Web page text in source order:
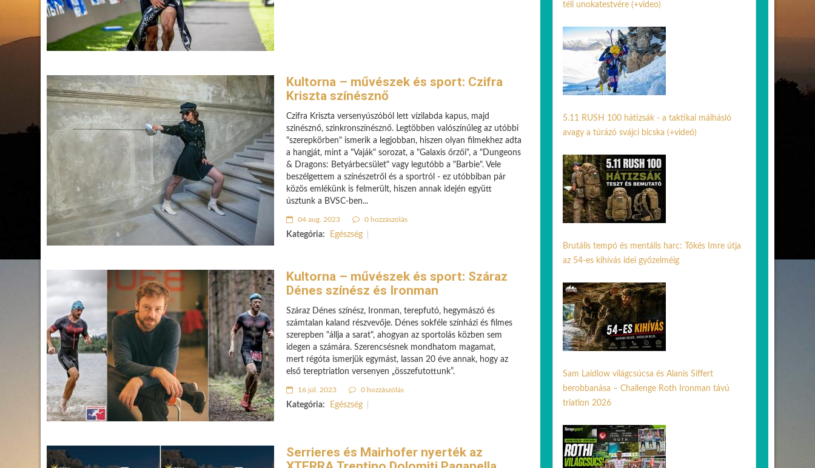
Kultorna – művészek és sport: Czifra
Kriszta színésznő
Czifra Kriszta versenyúszóból lett vízilabda kapus, majd
szinésznő, szinkronszínésznő. Legtöbben valószínűleg az utóbbi
"szerepkörben" ismerik a legjobban, hiszen olyan filmekhez adta
a hangját, mint a "Vaják" sorozat, a "Galaxis őrzői", a "Dungeons
& Dragons: Betyárbecsület" vagy legutóbb a "Barbie". Vele
beszélgettem a színészetről és a sportról - ez utóbbiban pár
közös emlékünk is felmerült, hiszen annak idején együtt
úsztunk a BVSC-ben...
04 aug. 2023 0 hozzászólás
Kategória: Egészség
Kultorna – művészek és sport: Száraz
Dénes színész és Ironman
Száraz Dénes színész, Ironman, terepfutó, hegymászó és
számtalan kaland részvevője. Dénes sokféle színházi és filmes
szerepben "állja a sarat", ahogyan az sportolás közben sem
idegen a számára. Szerencsésnek mondhatom magamat,
mert régóta ismerjük egymást, lassan 20 éve annak, hogy az
első tereptriatlon versenyen „összefutottunk”.
16 júl. 2023 0 hozzászólás
Kategória: Egészség
Serrieres és Mairhofer nyerték az
téli unokatestvére (+video)
5.11 RUSH 100 hátizsák - a taktikai málhásló
avagy a túrázó svájci bicska (+videó)
Brutális tempó és mentális harc: Tőkés Imre útja
az 54-es kihívás idei győzelméig
Sam Laidlow világcsúcsa és Alanis Siffert
berobbanása – Challenge Roth Ironman távú
triatlon 2026